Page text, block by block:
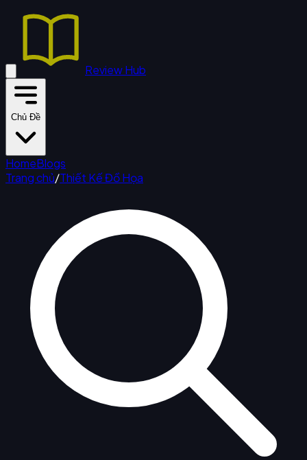
Review Hub
Chủ Đề
HomeBlogs
Trang chủ/Thiết Kế Đồ Họa